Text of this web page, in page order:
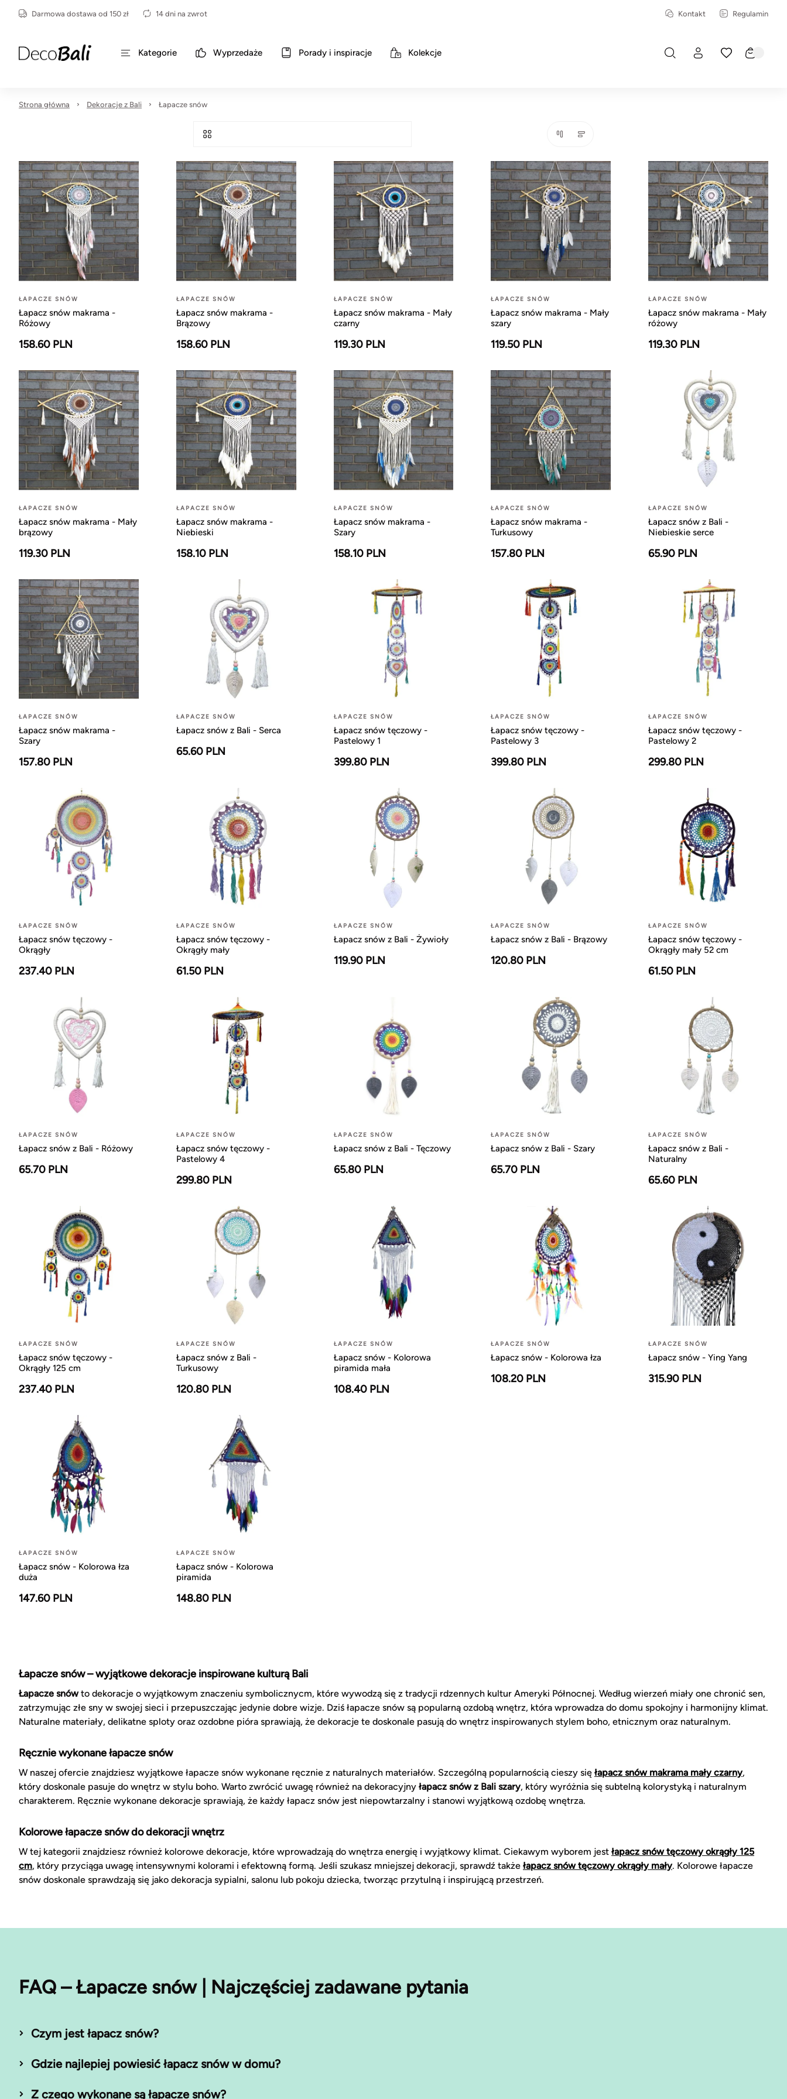
Darmowa dostawa od 150 zł 14 dni na zwrot Kontakt Regulamin
Kategorie Wyprzedaże Porady i inspiracje Kolekcje
Strona główna Dekoracje z Bali Łapacze snów
ŁAPACZE SNÓW
Łapacz snów makrama -
Różowy
158.60 PLN
ŁAPACZE SNÓW
Łapacz snów makrama -
Brązowy
158.60 PLN
ŁAPACZE SNÓW
Łapacz snów makrama - Mały
czarny
119.30 PLN
ŁAPACZE SNÓW
Łapacz snów makrama - Mały
szary
119.50 PLN
ŁAPACZE SNÓW
Łapacz snów makrama - Mały
różowy
119.30 PLN
ŁAPACZE SNÓW
Łapacz snów makrama - Mały
brązowy
119.30 PLN
ŁAPACZE SNÓW
Łapacz snów makrama -
Niebieski
158.10 PLN
ŁAPACZE SNÓW
Łapacz snów makrama -
Szary
158.10 PLN
ŁAPACZE SNÓW
Łapacz snów makrama -
Turkusowy
157.80 PLN
ŁAPACZE SNÓW
Łapacz snów z Bali -
Niebieskie serce
65.90 PLN
ŁAPACZE SNÓW
Łapacz snów makrama -
Szary
157.80 PLN
ŁAPACZE SNÓW
Łapacz snów z Bali - Serca
65.60 PLN
ŁAPACZE SNÓW
Łapacz snów tęczowy -
Pastelowy 1
399.80 PLN
ŁAPACZE SNÓW
Łapacz snów tęczowy -
Pastelowy 3
399.80 PLN
ŁAPACZE SNÓW
Łapacz snów tęczowy -
Pastelowy 2
299.80 PLN
ŁAPACZE SNÓW
Łapacz snów tęczowy -
Okrągły
237.40 PLN
ŁAPACZE SNÓW
Łapacz snów tęczowy -
Okrągły mały
61.50 PLN
ŁAPACZE SNÓW
Łapacz snów z Bali - Żywioły
119.90 PLN
ŁAPACZE SNÓW
Łapacz snów z Bali - Brązowy
120.80 PLN
ŁAPACZE SNÓW
Łapacz snów tęczowy -
Okrągły mały 52 cm
61.50 PLN
ŁAPACZE SNÓW
Łapacz snów z Bali - Różowy
65.70 PLN
ŁAPACZE SNÓW
Łapacz snów tęczowy -
Pastelowy 4
299.80 PLN
ŁAPACZE SNÓW
Łapacz snów z Bali - Tęczowy
65.80 PLN
ŁAPACZE SNÓW
Łapacz snów z Bali - Szary
65.70 PLN
ŁAPACZE SNÓW
Łapacz snów z Bali -
Naturalny
65.60 PLN
ŁAPACZE SNÓW
Łapacz snów tęczowy -
Okrągły 125 cm
237.40 PLN
ŁAPACZE SNÓW
Łapacz snów z Bali -
Turkusowy
120.80 PLN
ŁAPACZE SNÓW
Łapacz snów - Kolorowa
piramida mała
108.40 PLN
ŁAPACZE SNÓW
Łapacz snów - Kolorowa łza
108.20 PLN
ŁAPACZE SNÓW
Łapacz snów - Ying Yang
315.90 PLN
ŁAPACZE SNÓW
Łapacz snów - Kolorowa łza
duża
147.60 PLN
ŁAPACZE SNÓW
Łapacz snów - Kolorowa
piramida
148.80 PLN
Łapacze snów – wyjątkowe dekoracje inspirowane kulturą Bali
Łapacze snówto dekoracje o wyjątkowym znaczeniu symbolicznycm, które wywodzą się z tradycji rdzennych kultur Ameryki Północnej. Według wierzeń miały one chronić sen,
zatrzymując złe sny w swojej sieci i przepuszczając jedynie dobre wizje. Dziś łapacze snów są popularną ozdobą wnętrz, która wprowadza do domu spokojny i harmonijny klimat.
Naturalne materiały, delikatne sploty oraz ozdobne pióra sprawiają, że dekoracje te doskonale pasują do wnętrz inspirowanych stylem boho, etnicznym oraz naturalnym.
Ręcznie wykonane łapacze snów
W naszej ofercie znajdziesz wyjątkowe łapacze snów wykonane ręcznie z naturalnych materiałów. Szczególną popularnością cieszy się łapacz snów makrama mały czarny,
który doskonale pasuje do wnętrz w stylu boho. Warto zwrócić uwagę również na dekoracyjny łapacz snów z Bali szary, który wyróżnia się subtelną kolorystyką i naturalnym
charakterem. Ręcznie wykonane dekoracje sprawiają, że każdy łapacz snów jest niepowtarzalny i stanowi wyjątkową ozdobę wnętrza.
Kolorowe łapacze snów do dekoracji wnętrz
W tej kategorii znajdziesz również kolorowe dekoracje, które wprowadzają do wnętrza energię i wyjątkowy klimat. Ciekawym wyborem jest łapacz snów tęczowy okrągły 125
cm, który przyciąga uwagę intensywnymi kolorami i efektowną formą. Jeśli szukasz mniejszej dekoracji, sprawdź także łapacz snów tęczowy okrągły mały. Kolorowe łapacze
snów doskonale sprawdzają się jako dekoracja sypialni, salonu lub pokoju dziecka, tworząc przytulną i inspirującą przestrzeń.
FAQ – Łapacze snów | Najczęściej zadawane pytania
Czym jest łapacz snów?
Gdzie najlepiej powiesić łapacz snów w domu?
Z czego wykonane są łapacze snów?